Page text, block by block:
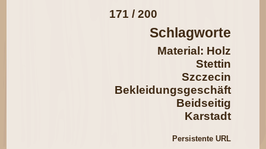
171 / 200
Schlagworte
Material: Holz
Stettin
Szczecin
Bekleidungsgeschäft
Beidseitig
Karstadt
Persistente URL